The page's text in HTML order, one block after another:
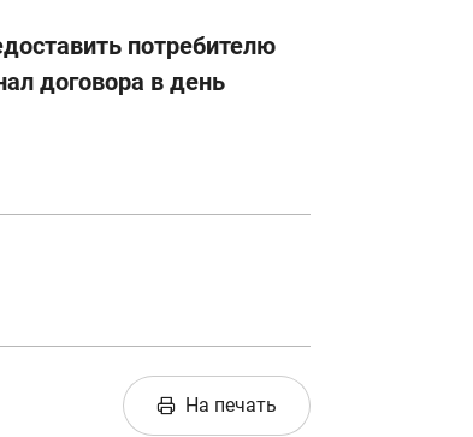
потребителю
договора в день
На печать